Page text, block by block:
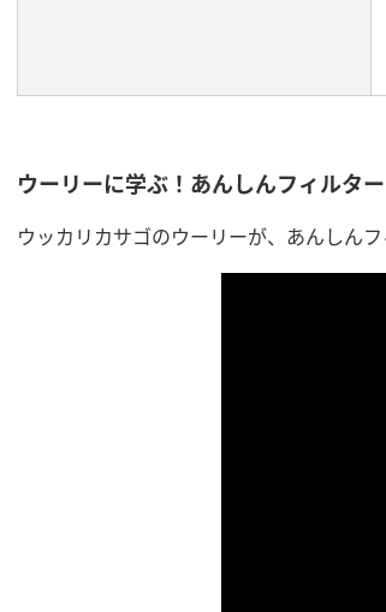
ウーリーに学ぶ！あんしんフィルター
ウッカリカサゴのウーリーが、あんしん